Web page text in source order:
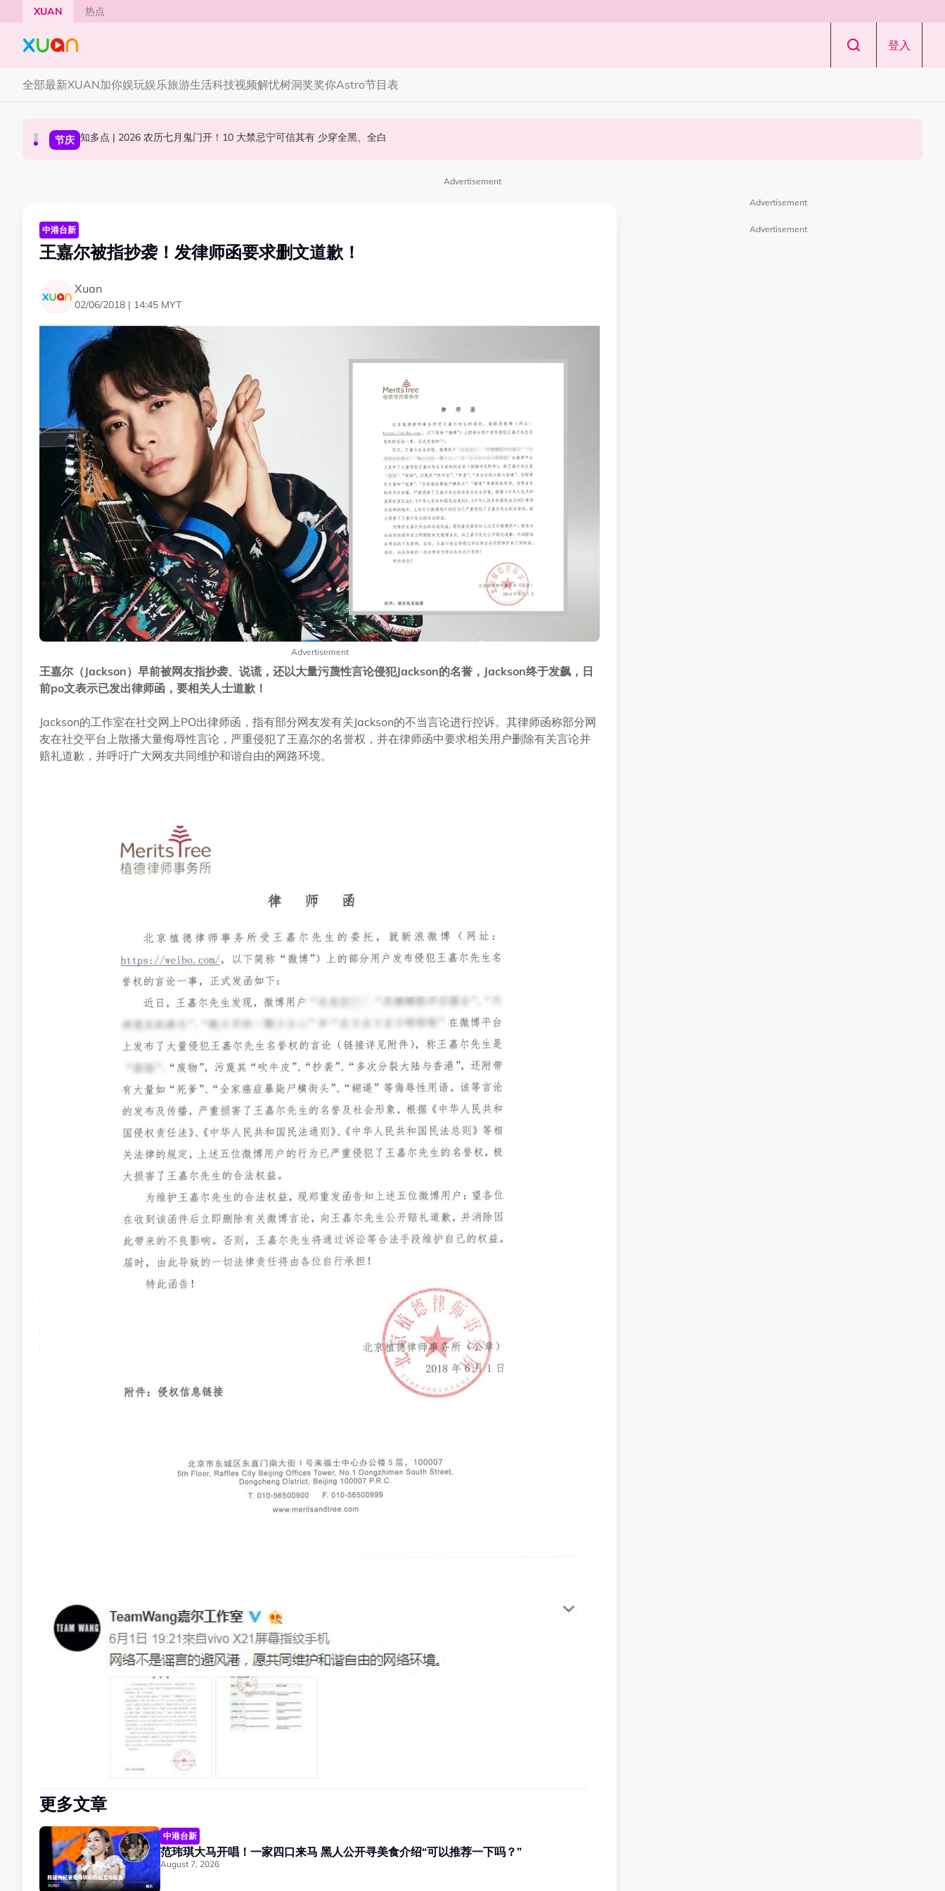
Skip to main content
XUAN 热点
登入
全部最新XUAN加你娱玩娱乐旅游生活科技视频解忧树洞奖奖你Astro节目表
中港台新 Jaclyn Victor现身《歌手2026》现场！遭粉丝野生捕获要求合照！
节庆 知多点 | 2026 农历七月鬼门开！10 大禁忌宁可信其有 少穿全黑、全白
国际星闻 YG大楼遭女粉持高尔夫球杆猛砸！BLACKPINK 10周年最新进展曝光！
Advertisement
中港台新
王嘉尔被指抄袭！发律师函要求删文道歉！
Xuan
02/06/2018 | 14:45 MYT
Advertisement
王嘉尔（Jackson）早前被网友指抄袭、说谎，还以大量污蔑性言论侵犯Jackson的名誉，Jackson终于发飙，日
前po文表示已发出律师函，要相关人士道歉！
Jackson的工作室在社交网上PO出律师函，指有部分网友发有关Jackson的不当言论进行控诉。其律师函称部分网
友在社交平台上散播大量侮辱性言论，严重侵犯了王嘉尔的名誉权，并在律师函中要求相关用户删除有关言论并
赔礼道歉，并呼吁广大网友共同维护和谐自由的网路环境。
更多文章
中港台新
范玮琪大马开唱！一家四口来马 黑人公开寻美食介绍“可以推荐一下吗？”
August 7, 2026
Advertisement
Advertisement